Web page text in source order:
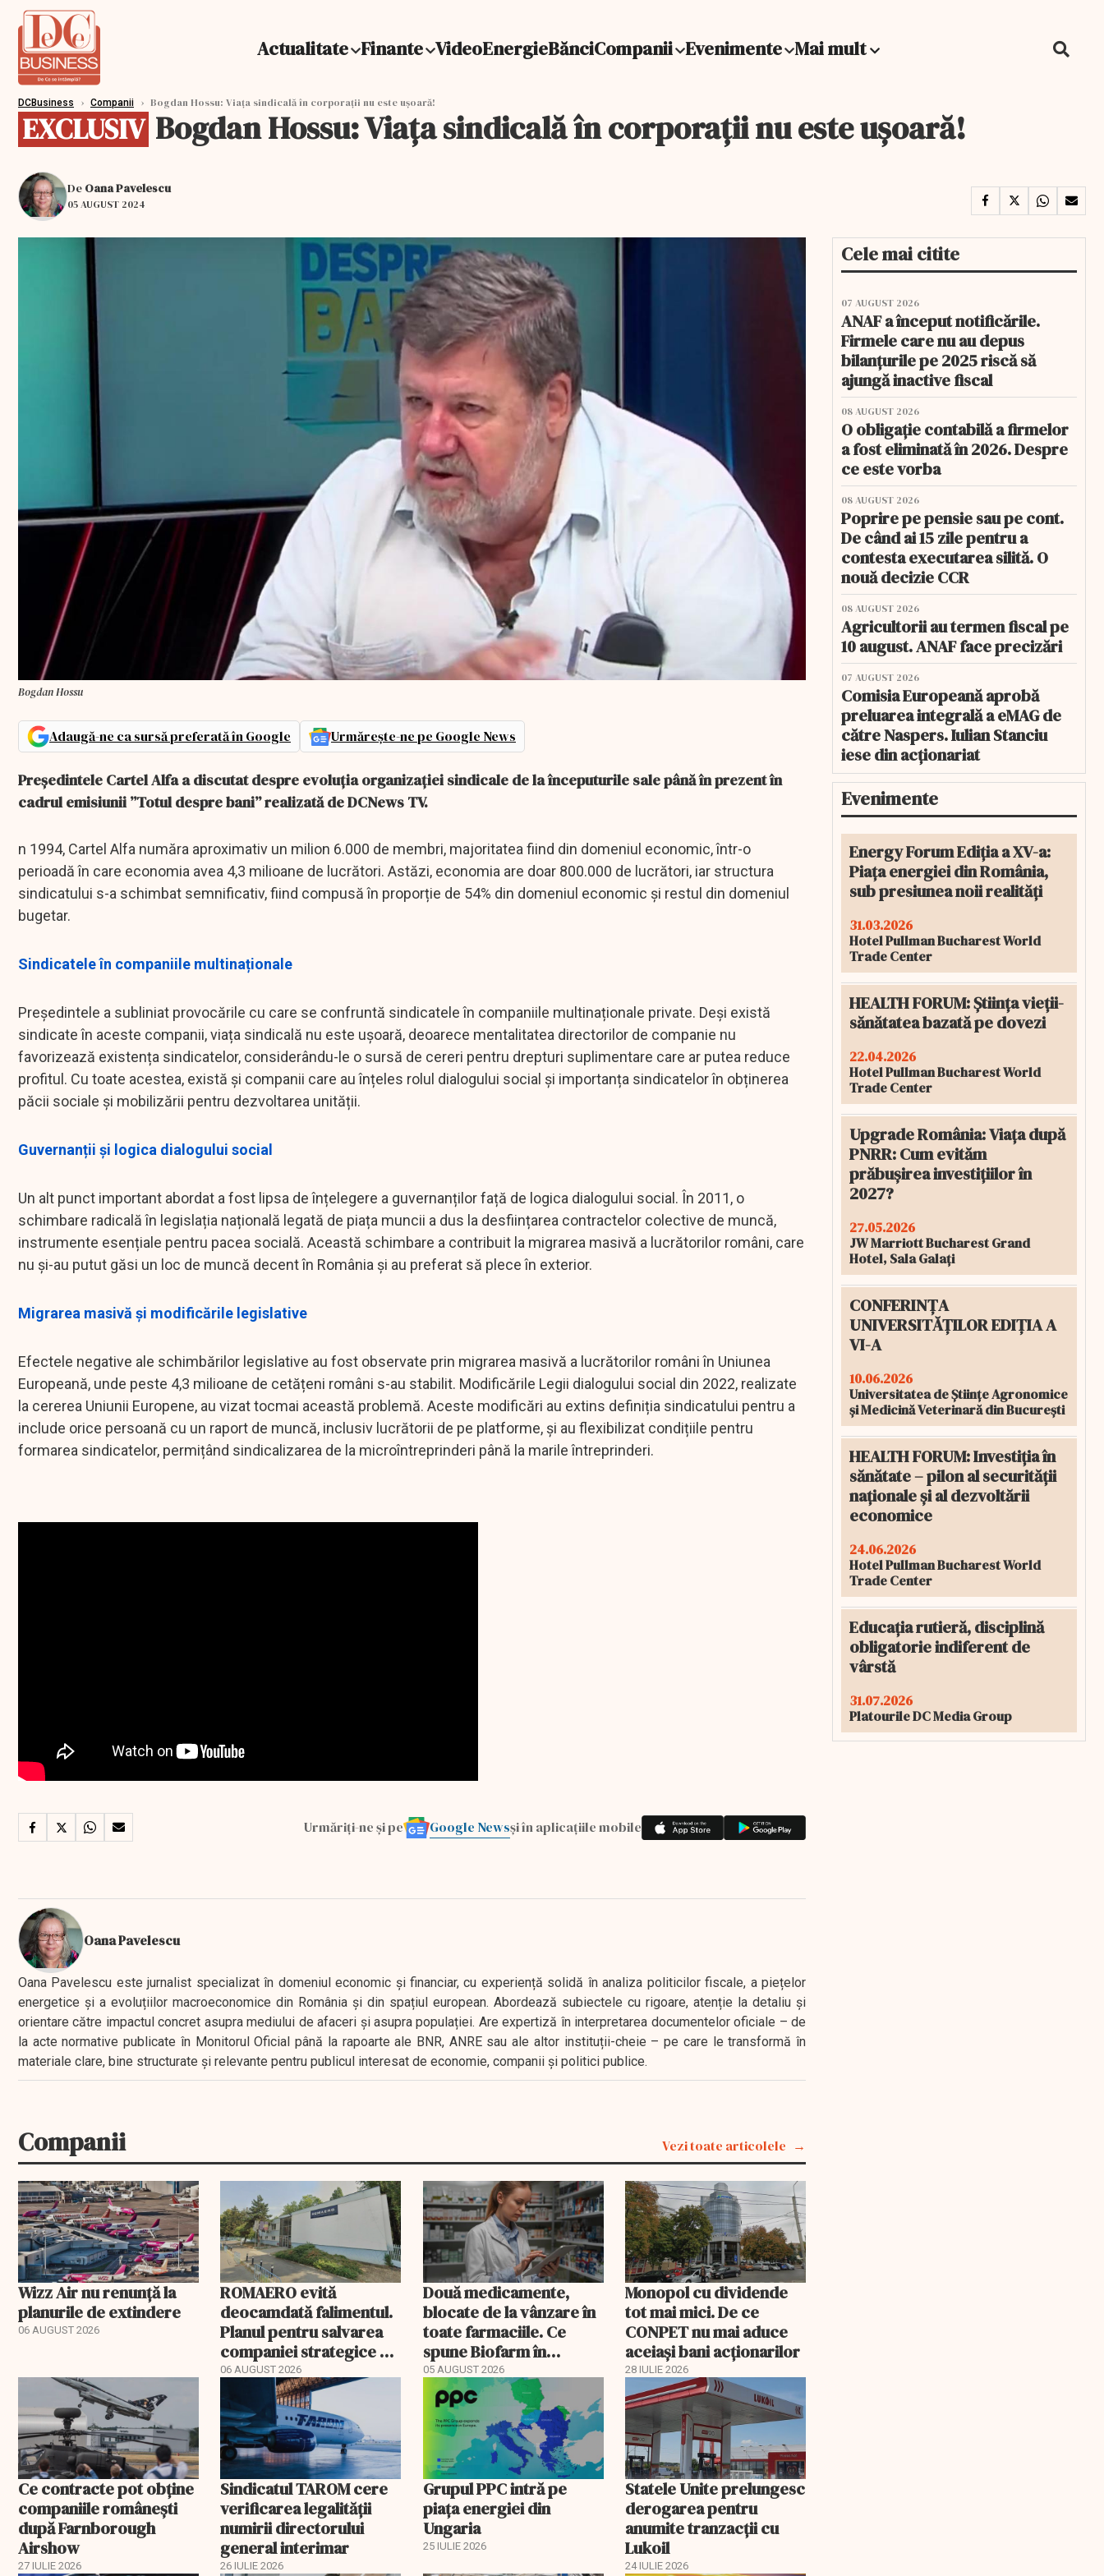
Actualitate Finante VideoEnergieBănciCompanii Evenimente Mai mult
DCBusiness › Companii › Bogdan Hossu: Viața sindicală în corporații nu este ușoară!
EXCLUSIV Bogdan Hossu: Viața sindicală în corporații nu este ușoară!
De Oana Pavelescu
05 AUGUST 2024
Bogdan Hossu
Adaugă-ne ca sursă preferată în Google Urmărește-ne pe Google News
Președintele Cartel Alfa a discutat despre evoluția organizației sindicale de la începuturile sale până în prezent în
cadrul emisiunii ”Totul despre bani” realizată de DCNews TV.
n 1994, Cartel Alfa număra aproximativ un milion 6.000 de membri, majoritatea fiind din domeniul economic, într-o
perioadă în care economia avea 4,3 milioane de lucrători. Astăzi, economia are doar 800.000 de lucrători, iar structura
sindicatului s-a schimbat semnificativ, fiind compusă în proporție de 54% din domeniul economic și restul din domeniul
bugetar.
Sindicatele în companiile multinaționale
Președintele a subliniat provocările cu care se confruntă sindicatele în companiile multinaționale private. Deși există
sindicate în aceste companii, viața sindicală nu este ușoară, deoarece mentalitatea directorilor de companie nu
favorizează existența sindicatelor, considerându-le o sursă de cereri pentru drepturi suplimentare care ar putea reduce
profitul. Cu toate acestea, există și companii care au înțeles rolul dialogului social și importanța sindicatelor în obținerea
păcii sociale și mobilizării pentru dezvoltarea unității.
Guvernanții și logica dialogului social
Un alt punct important abordat a fost lipsa de înțelegere a guvernanților față de logica dialogului social. În 2011, o
schimbare radicală în legislația națională legată de piața muncii a dus la desființarea contractelor colective de muncă,
instrumente esențiale pentru pacea socială. Această schimbare a contribuit la migrarea masivă a lucrătorilor români, care
nu și-au putut găsi un loc de muncă decent în România și au preferat să plece în exterior.
Migrarea masivă și modificările legislative
Efectele negative ale schimbărilor legislative au fost observate prin migrarea masivă a lucrătorilor români în Uniunea
Europeană, unde peste 4,3 milioane de cetățeni români s-au stabilit. Modificările Legii dialogului social din 2022, realizate
la cererea Uniunii Europene, au vizat tocmai această problemă. Aceste modificări au extins definiția sindicatului pentru a
include orice persoană cu un raport de muncă, inclusiv lucrătorii de pe platforme, și au flexibilizat condițiile pentru
formarea sindicatelor, permițând sindicalizarea de la microîntreprinderi până la marile întreprinderi.
Urmăriți-ne și pe Google Newsși în aplicațiile mobile
Oana Pavelescu
Oana Pavelescu este jurnalist specializat în domeniul economic și financiar, cu experiență solidă în analiza politicilor fiscale, a piețelor
energetice și a evoluțiilor macroeconomice din România și din spațiul european. Abordează subiectele cu rigoare, atenție la detaliu și
orientare către impactul concret asupra mediului de afaceri și asupra populației. Are expertiză în interpretarea documentelor oficiale – de
la acte normative publicate în Monitorul Oficial până la rapoarte ale BNR, ANRE sau ale altor instituții-cheie – pe care le transformă în
materiale clare, bine structurate și relevante pentru publicul interesat de economie, companii și politici publice.
Companii Vezi toate articolele
Wizz Air nu renunță la
planurile de extindere
06 AUGUST 2026
ROMAERO evită
deocamdată falimentul.
Planul pentru salvarea
companiei strategice a
fost confirmat
06 AUGUST 2026
Două medicamente,
blocate de la vânzare în
toate farmaciile. Ce
spune Biofarm în
documentul trimis BVB
05 AUGUST 2026
Monopol cu dividende
tot mai mici. De ce
CONPET nu mai aduce
aceiași bani acționarilor
28 IULIE 2026
Ce contracte pot obține
companiile românești
după Farnborough
Airshow
27 IULIE 2026
Sindicatul TAROM cere
verificarea legalității
numirii directorului
general interimar
26 IULIE 2026
Grupul PPC intră pe
piața energiei din
Ungaria
25 IULIE 2026
Statele Unite prelungesc
derogarea pentru
anumite tranzacții cu
Lukoil
24 IULIE 2026
Cele mai citite
07 AUGUST 2026
ANAF a început notificările.
Firmele care nu au depus
bilanțurile pe 2025 riscă să
ajungă inactive fiscal
08 AUGUST 2026
O obligație contabilă a firmelor
a fost eliminată în 2026. Despre
ce este vorba
08 AUGUST 2026
Poprire pe pensie sau pe cont.
De când ai 15 zile pentru a
contesta executarea silită. O
nouă decizie CCR
08 AUGUST 2026
Agricultorii au termen fiscal pe
10 august. ANAF face precizări
07 AUGUST 2026
Comisia Europeană aprobă
preluarea integrală a eMAG de
către Naspers. Iulian Stanciu
iese din acționariat
Evenimente
Energy Forum Ediția a XV-a:
Piața energiei din România,
sub presiunea noii realități
31.03.2026
Hotel Pullman Bucharest World
Trade Center
HEALTH FORUM: Știința vieții-
sănătatea bazată pe dovezi
22.04.2026
Hotel Pullman Bucharest World
Trade Center
Upgrade România: Viața după
PNRR: Cum evităm
prăbușirea investițiilor în
2027?
27.05.2026
JW Marriott Bucharest Grand
Hotel, Sala Galați
CONFERINȚA
UNIVERSITĂȚILOR EDIȚIA A
VI-A
10.06.2026
Universitatea de Științe Agronomice
și Medicină Veterinară din București
HEALTH FORUM: Investiția în
sănătate – pilon al securității
naționale și al dezvoltării
economice
24.06.2026
Hotel Pullman Bucharest World
Trade Center
Educația rutieră, disciplină
obligatorie indiferent de
vârstă
31.07.2026
Platourile DC Media Group